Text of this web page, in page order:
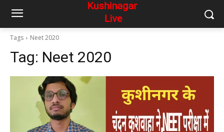
Tags Neet 2020
Tag: Neet 2020